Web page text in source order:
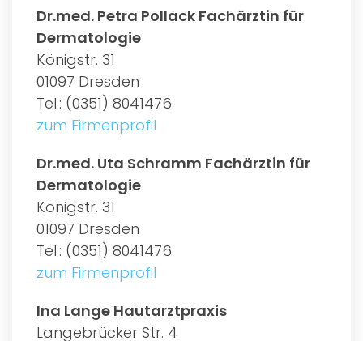
Dr.med. Petra Pollack Fachärztin für
Dermatologie
Königstr. 31
01097 Dresden
Tel.: (0351) 8041476
zum Firmenprofil
Dr.med. Uta Schramm Fachärztin für
Dermatologie
Königstr. 31
01097 Dresden
Tel.: (0351) 8041476
zum Firmenprofil
Ina Lange Hautarztpraxis
Langebrücker Str. 4